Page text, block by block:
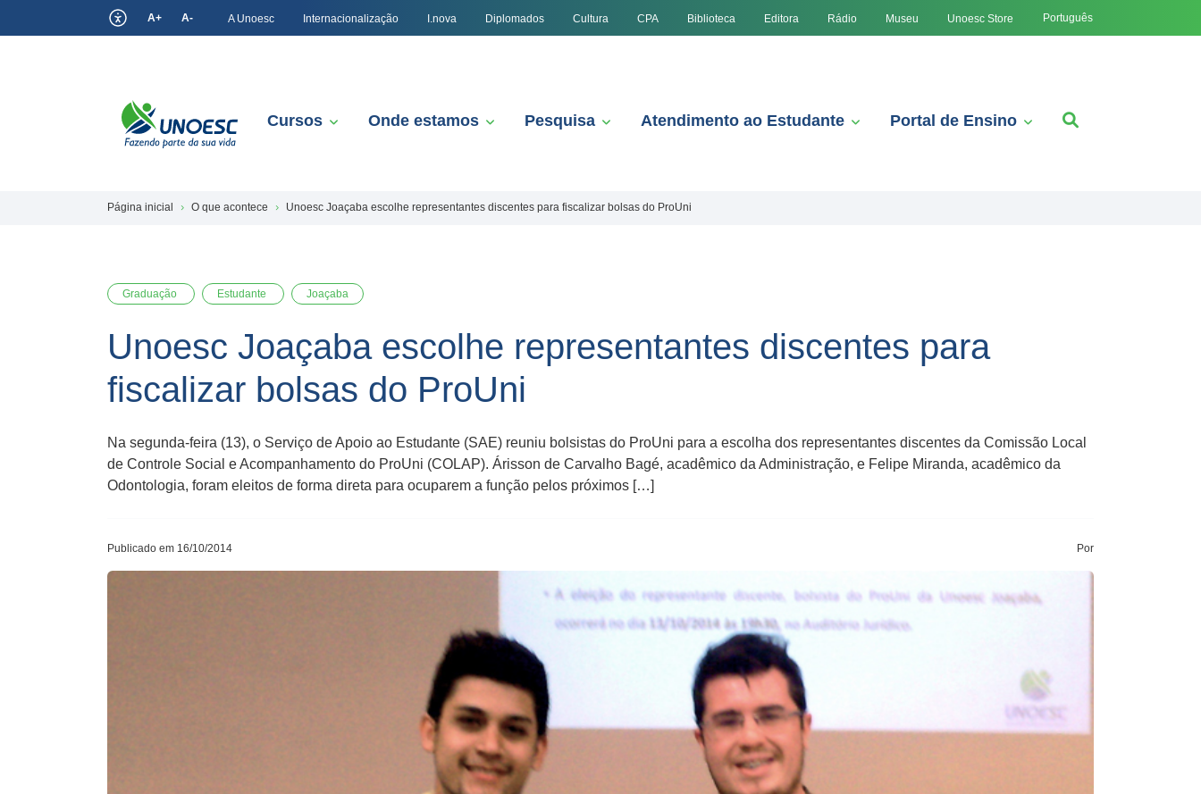
A+ A- A Unoesc Internacionalização I.nova Diplomados Cultura CPA Biblioteca Editora Rádio Museu Unoesc Store Português
Cursos Onde estamos Pesquisa Atendimento ao Estudante Portal de Ensino
Página inicial O que acontece Unoesc Joaçaba escolhe representantes discentes para fiscalizar bolsas do ProUni
Graduação Estudante Joaçaba
Unoesc Joaçaba escolhe representantes discentes para
fiscalizar bolsas do ProUni
Na segunda-feira (13), o Serviço de Apoio ao Estudante (SAE) reuniu bolsistas do ProUni para a escolha dos representantes discentes da Comissão Local
de Controle Social e Acompanhamento do ProUni (COLAP). Árisson de Carvalho Bagé, acadêmico da Administração, e Felipe Miranda, acadêmico da
Odontologia, foram eleitos de forma direta para ocuparem a função pelos próximos […]
Publicado em 16/10/2014 Por